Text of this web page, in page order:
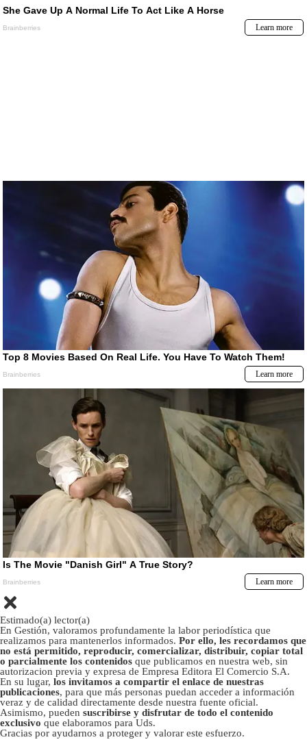
Estimado(a) lector(a)
En Gestión, valoramos profundamente la labor periodística que
realizamos para mantenerlos informados. Por ello, les recordamos que
no está permitido, reproducir, comercializar, distribuir, copiar total
o parcialmente los contenidos que publicamos en nuestra web, sin
autorizacion previa y expresa de Empresa Editora El Comercio S.A.
En su lugar, los invitamos a compartir el enlace de nuestras
publicaciones, para que más personas puedan acceder a información
veraz y de calidad directamente desde nuestra fuente oficial.
Asimismo, pueden suscribirse y disfrutar de todo el contenido
exclusivo que elaboramos para Uds.
Gracias por ayudarnos a proteger y valorar este esfuerzo.